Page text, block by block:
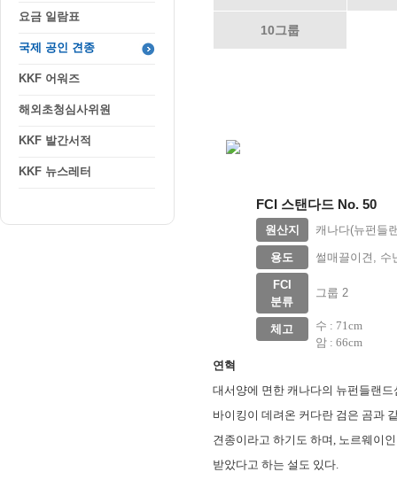
요금 일람표
국제 공인 견종
KKF 어워즈
해외초청심사위원
KKF 발간서적
KKF 뉴스레터
10그룹
FCI 스탠다드 No. 50
원산지 캐나다(뉴펀들
용도 썰매끌이견, 수
FCI
분류
그룹 2
체고
수 : 71cm
암 : 66cm
연혁
대서양에 면한 캐나다의 뉴펀들랜
바이킹이 데려온 커다란 검은 곰과
견종이라고 하기도 하며, 노르웨이
받았다고 하는 설도 있다.